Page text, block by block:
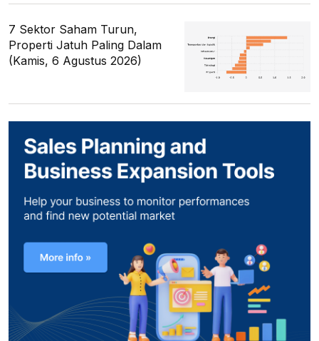
7 Sektor Saham Turun,
Properti Jatuh Paling Dalam
(Kamis, 6 Agustus 2026)